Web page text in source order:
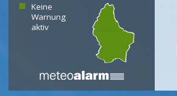
Keine
Warnung
aktiv